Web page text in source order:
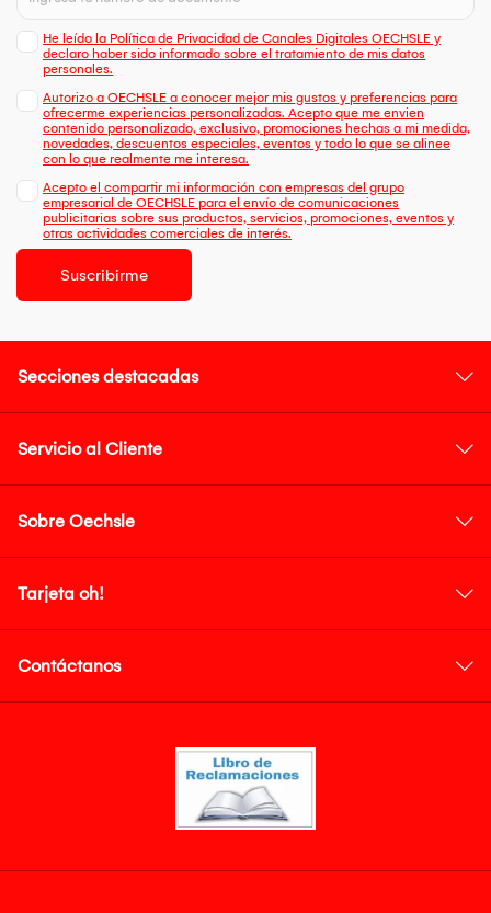
He leído la Política de Privacidad de Canales Digitales OECHSLE y
declaro haber sido informado sobre el tratamiento de mis datos
personales.
Autorizo a OECHSLE a conocer mejor mis gustos y preferencias para
ofrecerme experiencias personalizadas. Acepto que me envien
contenido personalizado, exclusivo, promociones hechas a mi medida,
novedades, descuentos especiales, eventos y todo lo que se alinee
con lo que realmente me interesa.
Acepto el compartir mi información con empresas del grupo
empresarial de OECHSLE para el envío de comunicaciones
publicitarias sobre sus productos, servicios, promociones, eventos y
otras actividades comerciales de interés.
Suscribirme
Secciones destacadas
Servicio al Cliente
Sobre Oechsle
Tarjeta oh!
Contáctanos